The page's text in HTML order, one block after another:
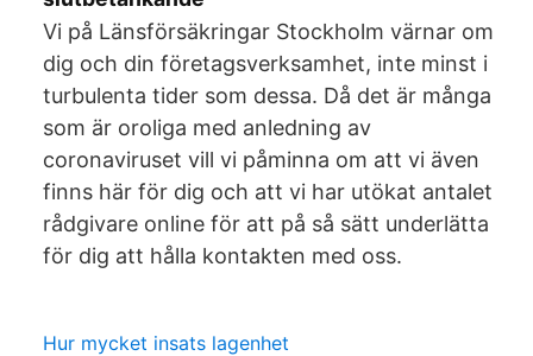
Vi på Länsförsäkringar Stockholm värnar om
dig och din företagsverksamhet, inte minst i
turbulenta tider som dessa. Då det är många
som är oroliga med anledning av
coronaviruset vill vi påminna om att vi även
finns här för dig och att vi har utökat antalet
rådgivare online för att på så sätt underlätta
för dig att hålla kontakten med oss.
Hur mycket insats lagenhet